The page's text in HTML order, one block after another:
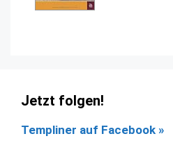
Jetzt folgen!
Templiner auf Facebook »